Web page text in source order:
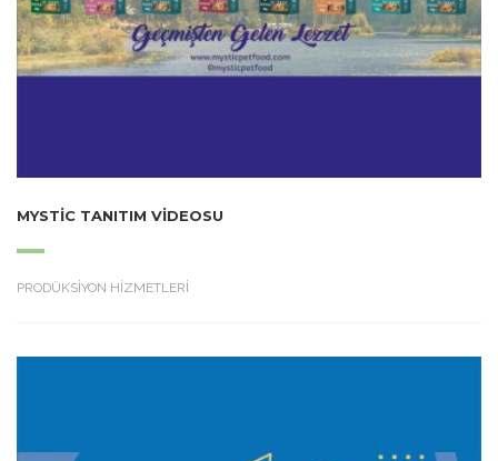
MYSTIC TANITIM VIDEOSU
PRODÜKSİYON HİZMETLERİ